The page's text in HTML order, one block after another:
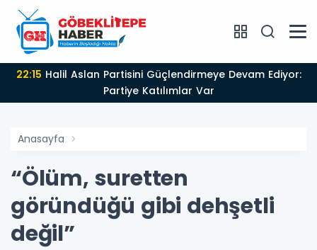
22:15
Partiye Katılımlar Var
Anasayfa
“Ölüm, suretten
göründüğü gibi dehşetli
değil”